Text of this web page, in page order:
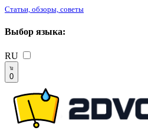
Статьи, обзоры, советы
Выбор языка:
RU
0